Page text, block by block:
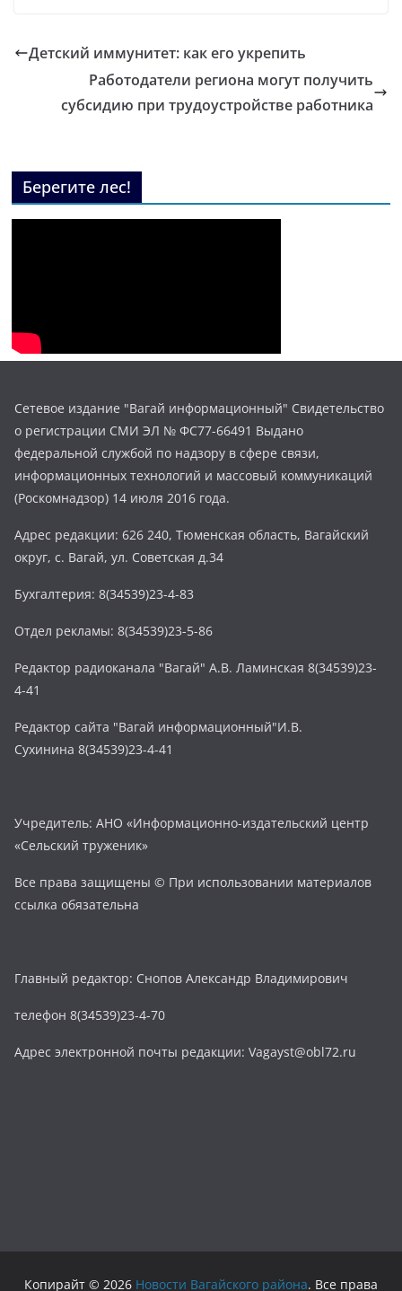
Детский иммунитет: как его укрепить
Работодатели региона могут получить
субсидию при трудоустройстве работника
Берегите лес!
Сетевое издание "Вагай информационный" Свидетельство
о регистрации СМИ ЭЛ № ФС77-66491 Выдано
федеральной службой по надзору в сфере связи,
информационных технологий и массовый коммуникаций
(Роскомнадзор) 14 июля 2016 года.
Адрес редакции: 626 240, Тюменская область, Вагайский
округ, с. Вагай, ул. Советская д.34
Бухгалтерия: 8(34539)23-4-83
Отдел рекламы: 8(34539)23-5-86
Редактор радиоканала "Вагай" А.В. Ламинская 8(34539)23-
4-41
Редактор сайта "Вагай информационный"И.В.
Сухинина 8(34539)23-4-41
Учредитель: АНО «Информационно-издательский центр
«Сельский труженик»
Все права защищены © При использовании материалов
ссылка обязательна
Главный редактор: Снопов Александр Владимирович
телефон 8(34539)23-4-70
Адрес электронной почты редакции: Vagayst@obl72.ru
Копирайт © 2026 Новости Вагайского района. Все права